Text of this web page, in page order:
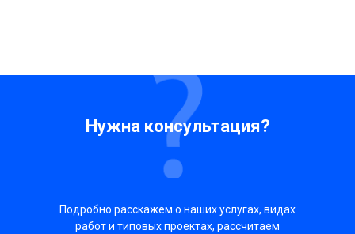
Нужна консультация?
Подробно расскажем о наших услугах, видах
работ и типовых проектах, рассчитаем